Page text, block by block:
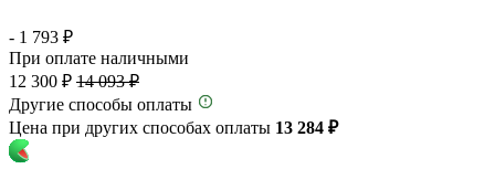
- 1 793 ₽
При оплате наличными
12 300 ₽ 14 093 ₽
Другие способы оплаты
Цена при других способах оплаты 13 284 ₽